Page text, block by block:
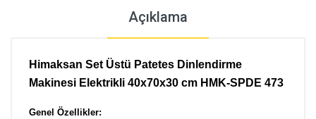
Açıklama
Himaksan Set Üstü Patetes Dinlendirme
Makinesi Elektrikli 40x70x30 cm HMK-SPDE 473
Genel Özellikler: